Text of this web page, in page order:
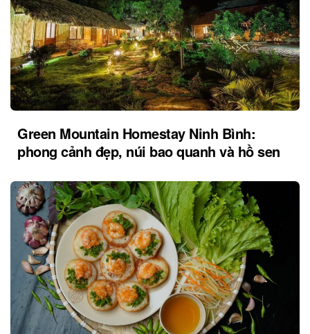
Green Mountain Homestay Ninh Bình:
phong cảnh đẹp, núi bao quanh và hồ sen